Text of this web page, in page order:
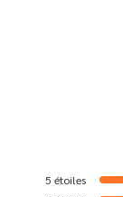
5 étoiles